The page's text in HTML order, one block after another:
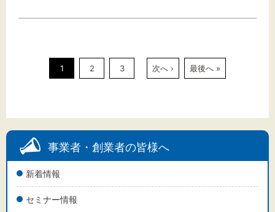
事業者・創業者の皆様へ
新着情報
セミナー情報
1 2 3 次へ › 最後へ »